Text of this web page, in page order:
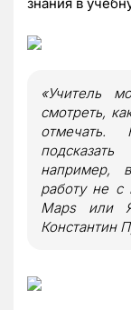
«Учитель
смотреть,
отмечать.
например,
работу не с
Maps или
Константин